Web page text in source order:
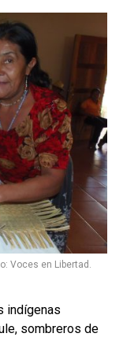
Voces en Libertad.
indígenas
sombreros de